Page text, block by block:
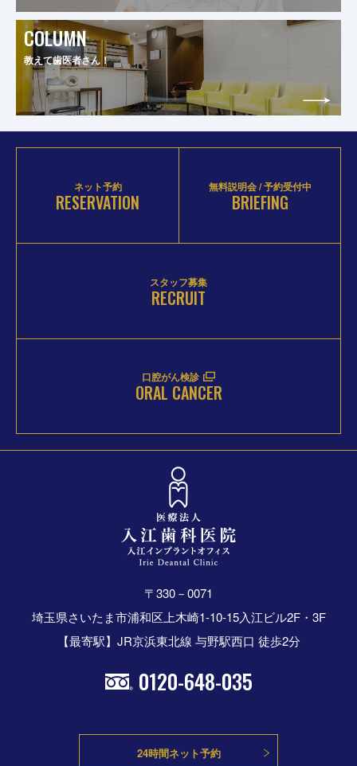
COLUMN
教えて歯医者さん！
ネット予約
RESERVATION
無料説明会 / 予約受付中
BRIEFING
スタッフ募集
RECRUIT
口腔がん検診
ORAL CANCER
〒330－0071
埼玉県さいたま市浦和区上木崎1-10-15入江ビル2F・3F
【最寄駅】JR京浜東北線 与野駅西口 徒歩2分
0120-648-035
24時間ネット予約